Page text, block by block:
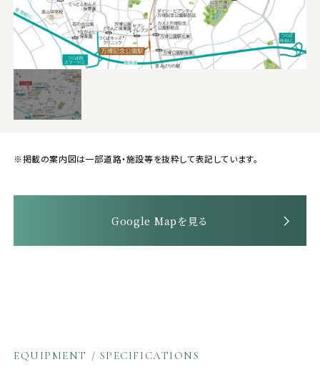
※掲載の案内図は一部道路・施設等を抜粋して表記しています。
Google Mapを見る
EQUIPMENT / SPECIFICATIONS